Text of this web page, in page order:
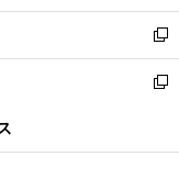
開
く
ウ
で
開
く
ン
ド
ウ
で
ウ
ィ
ン
ド
開
新
し
い
ン
新
ウ